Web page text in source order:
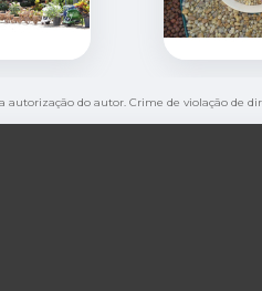
do autor. Crime de violação de